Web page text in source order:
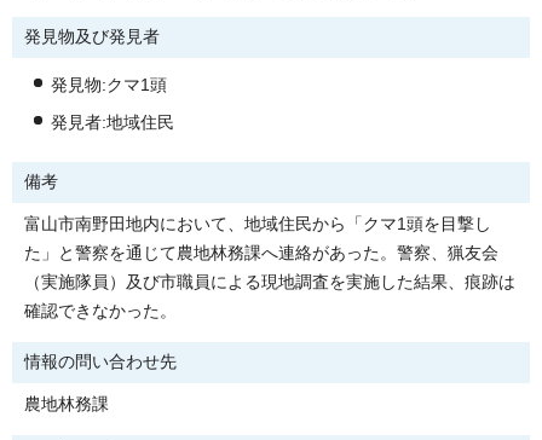
発見物及び発見者
発見物:クマ1頭
発見者:地域住民
備考
富山市南野田地内において、地域住民から「クマ1頭を目撃し
た」と警察を通じて農地林務課へ連絡があった。警察、猟友会
（実施隊員）及び市職員による現地調査を実施した結果、痕跡は
確認できなかった。
情報の問い合わせ先
農地林務課